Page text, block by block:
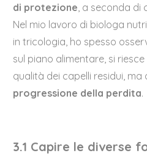
di protezione , a seconda di
Nel mio lavoro di biologa
in tricologia, ho spesso
sul piano alimentare, si
qualità dei capelli residui, ma
progressione della perdita.
3.1 Capire le diverse